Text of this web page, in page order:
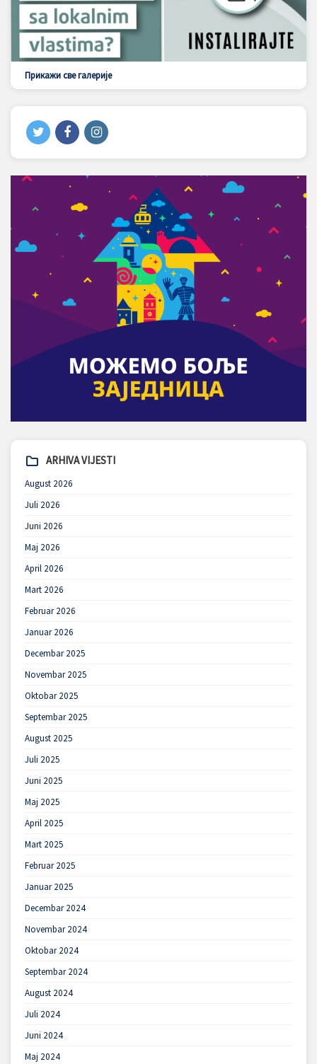
Прикажи све галерије
ARHIVA VIJESTI
August 2026
Juli 2026
Juni 2026
Maj 2026
April 2026
Mart 2026
Februar 2026
Januar 2026
Decembar 2025
Novembar 2025
Oktobar 2025
Septembar 2025
August 2025
Juli 2025
Juni 2025
Maj 2025
April 2025
Mart 2025
Februar 2025
Januar 2025
Decembar 2024
Novembar 2024
Oktobar 2024
Septembar 2024
August 2024
Juli 2024
Juni 2024
Maj 2024